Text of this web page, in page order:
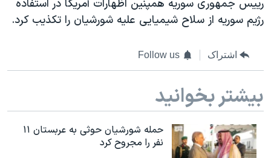
رییس جمهوری سوریه همپنین اظهارات آمریکا در استفاده
رژیم سوریه از سلاح شیمیایی علیه شورشیان را تکذیب کرد.
اشتراک Follow us
بیشتر بخوانید
حمله شورشیان حوثی به عربستان ۱۱
نفر را مجروح کرد